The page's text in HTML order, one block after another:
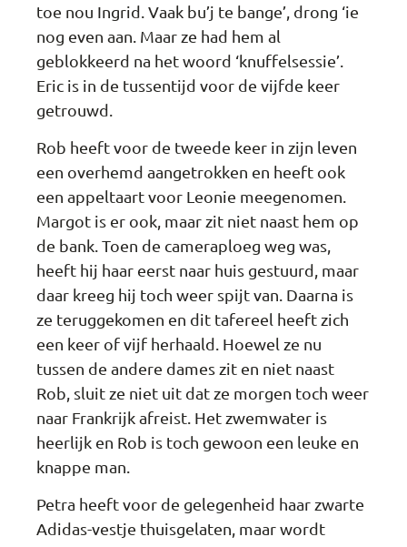
toe nou Ingrid. Vaak bu’j te bange’, drong ‘ie
nog even aan. Maar ze had hem al
geblokkeerd na het woord ‘knuffelsessie’.
Eric is in de tussentijd voor de vijfde keer
getrouwd.
Rob heeft voor de tweede keer in zijn leven
een overhemd aangetrokken en heeft ook
een appeltaart voor Leonie meegenomen.
Margot is er ook, maar zit niet naast hem op
de bank. Toen de cameraploeg weg was,
heeft hij haar eerst naar huis gestuurd, maar
daar kreeg hij toch weer spijt van. Daarna is
ze teruggekomen en dit tafereel heeft zich
een keer of vijf herhaald. Hoewel ze nu
tussen de andere dames zit en niet naast
Rob, sluit ze niet uit dat ze morgen toch weer
naar Frankrijk afreist. Het zwemwater is
heerlijk en Rob is toch gewoon een leuke en
knappe man.
Petra heeft voor de gelegenheid haar zwarte
Adidas-vestje thuisgelaten, maar wordt